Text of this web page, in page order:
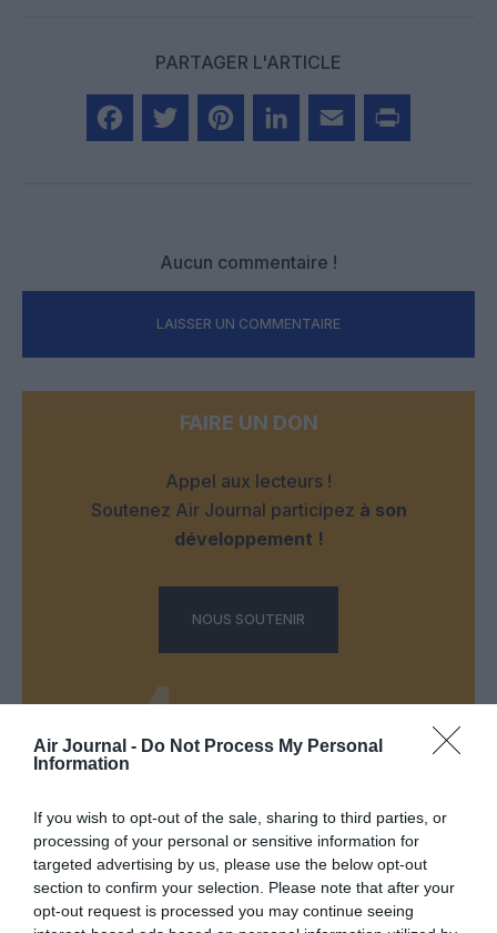
Air Journal - Do Not Process My Personal
Information
If you wish to opt-out of the sale, sharing to third parties, or
processing of your personal or sensitive information for
targeted advertising by us, please use the below opt-out
section to confirm your selection. Please note that after your
opt-out request is processed you may continue seeing
PARTAGER L'ARTICLE
Aucun commentaire !
LAISSER UN COMMENTAIRE
FAIRE UN DON
Appel aux lecteurs !
Soutenez Air Journal participez à son
développement !
NOUS SOUTENIR
Kylea commenté l'article :
Ryanair au Maroc : un programme hivernal record pour